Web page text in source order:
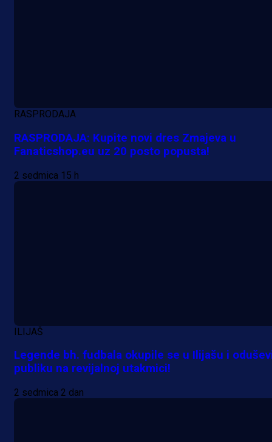
A Selekcija
Da li je selektor zadovoljan: Evo
je Barbarez rekao o transferu
Alajbegovića u Juventus!
RASPRODAJA
RASPRODAJA: Kupite novi dres Zmajeva u
Fanaticshop.eu uz 20 posto popusta!
2 sedmica 15 h
ILIJAŠ
Legende bh. fudbala okupile se u Ilijašu i
publiku na revijalnoj utakmici!
2 sedmica 2 dan